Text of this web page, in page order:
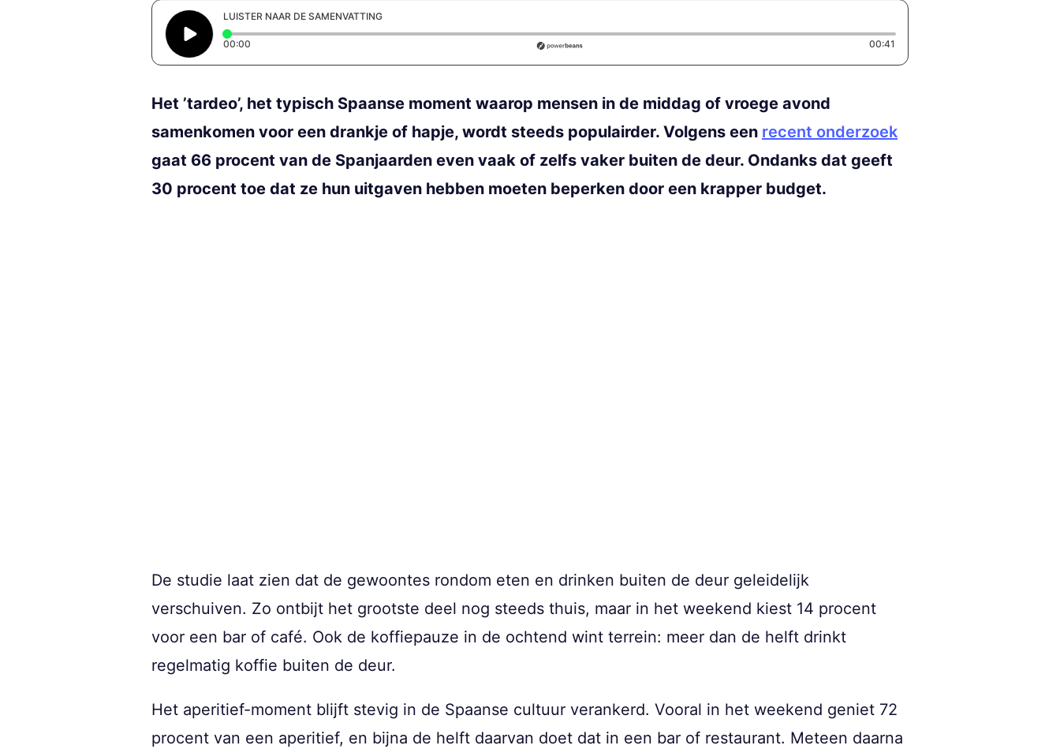
LUISTER NAAR DE SAMENVATTING
00:00 00:41Duration: 41 seconds
Het ’tardeo’, het typisch Spaanse moment waarop mensen in de middag of vroege avond
samenkomen voor een drankje of hapje, wordt steeds populairder. Volgens een recent onderzoek
gaat 66 procent van de Spanjaarden even vaak of zelfs vaker buiten de deur. Ondanks dat geeft
30 procent toe dat ze hun uitgaven hebben moeten beperken door een krapper budget.
De studie laat zien dat de gewoontes rondom eten en drinken buiten de deur geleidelijk
verschuiven. Zo ontbijt het grootste deel nog steeds thuis, maar in het weekend kiest 14 procent
voor een bar of café. Ook de koffiepauze in de ochtend wint terrein: meer dan de helft drinkt
regelmatig koffie buiten de deur.
Het aperitief-moment blijft stevig in de Spaanse cultuur verankerd. Vooral in het weekend geniet 72
procent van een aperitief, en bijna de helft daarvan doet dat in een bar of restaurant. Meteen daarna